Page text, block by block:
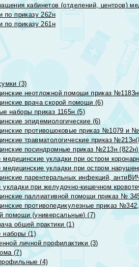
кабинетов (отделений, центров)
по приказу 262н
по приказу 261н
(3)
неотложной помощи приказ
врача скорой помощи (6)
наборы приказ 1165н (5)
эпидемиологические (6)
противошоковые приказ №1079 и
травматологические приказ
посиндромные приказ №213н
укладки при остром
укладки при остром
парентеральных инфекций,
при желудочно-кишечном
паллиативной помощи приказ №
противопедикулезные приказ
помощи (универсальные) (7)
общей практики (1)
наборы (1)
личной профилактики (3)
(7)
(4)